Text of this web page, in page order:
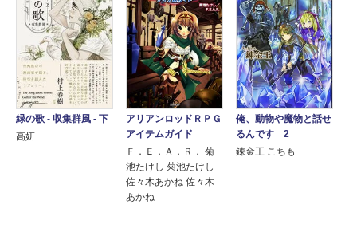
緑の歌 - 収集群風 - 下
高妍
アリアンロッドＲＰＧ
アイテムガイド
Ｆ．Ｅ．Ａ．Ｒ． 菊
池たけし 菊池たけし
佐々木あかね 佐々木
あかね
俺、動物や魔物と話せ
るんです 2
錬金王 こちも